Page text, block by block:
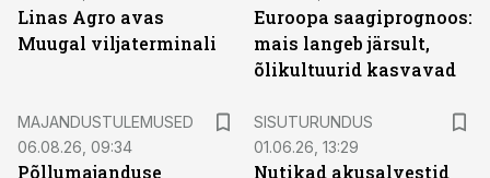
Linas Agro avas
Muugal viljaterminali
Euroopa saagiprognoos:
mais langeb järsult,
õlikultuurid kasvavad
MAJANDUSTULEMUSED
06.08.26, 09:34
Põllumajanduse
SISUTURUNDUS
01.06.26, 13:29
Nutikad akusalvestid